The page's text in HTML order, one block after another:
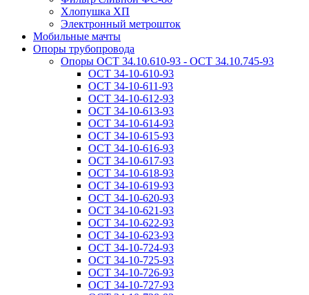
Хлопушка ХП
Электронный метрошток
Мобильные мачты
Опоры трубопровода
Опоры ОСТ 34.10.610-93 - ОСТ 34.10.745-93
ОСТ 34-10-610-93
ОСТ 34-10-611-93
ОСТ 34-10-612-93
ОСТ 34-10-613-93
ОСТ 34-10-614-93
ОСТ 34-10-615-93
ОСТ 34-10-616-93
ОСТ 34-10-617-93
ОСТ 34-10-618-93
ОСТ 34-10-619-93
ОСТ 34-10-620-93
ОСТ 34-10-621-93
ОСТ 34-10-622-93
ОСТ 34-10-623-93
ОСТ 34-10-724-93
ОСТ 34-10-725-93
ОСТ 34-10-726-93
ОСТ 34-10-727-93